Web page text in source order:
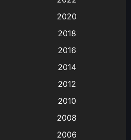
2020
2018
2016
2014
2012
2010
2008
2006